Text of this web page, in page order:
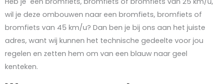
wil je deze ombouwen naar een bromfiets, bromfiets of
bromfiets van 45 km/u? Dan ben je bij ons aan het juiste
adres, want wij kunnen het technische gedeelte voor jou
regelen en zetten hem om van een blauw naar geel
kenteken.